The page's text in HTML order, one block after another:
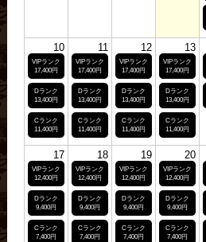
10
VIPランク
17,400円
Dランク
13,400円
Cランク
11,400円
11
VIPランク
17,400円
Dランク
13,400円
Cランク
11,400円
12
VIPランク
17,400円
Dランク
13,400円
Cランク
11,400円
13
VIPランク
17,400円
Dランク
13,400円
Cランク
11,400円
17
VIPランク
12,400円
Dランク
9,400円
Cランク
7,400円
18
VIPランク
12,400円
Dランク
9,400円
Cランク
7,400円
19
VIPランク
12,400円
Dランク
9,400円
Cランク
7,400円
20
VIPランク
12,400円
Dランク
9,400円
Cランク
7,400円